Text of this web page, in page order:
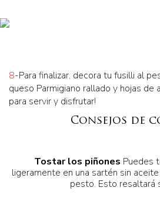
8-Para finalizar, decora tu fusilli al
queso Parmigiano rallado y hojas de
para servir y disfrutar!
Consejos de
Tostar los piñones Puedes
ligeramente en una sartén sin
pesto. Esto resaltará